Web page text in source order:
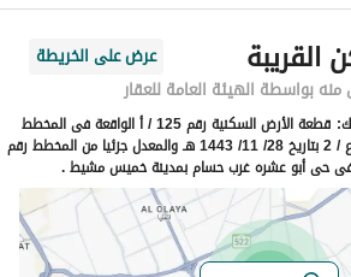
3963
7387
18.305516564935974
42.66940027623692
القريبة
عرض على الخريطة
بواسطة الهيئة العامة للعقار
قطعة الأرض السكنية رقم 125 / أ الواقعة فى المخطط
المعتمد برقم 483/ 1443 / ع / 2 بتاريخ 28/ 11/ 1443 هـ والمعدل جزئيا من المخطط رقم